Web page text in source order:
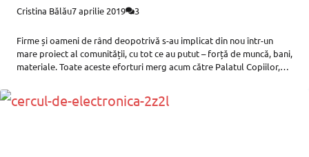
Cristina Bălău7 aprilie 2019 3
Firme și oameni de rând deopotrivă s-au implicat din nou într-un
mare proiect al comunității, cu tot ce au putut – forță de muncă, bani,
materiale. Toate aceste eforturi merg acum către Palatul Copiilor,